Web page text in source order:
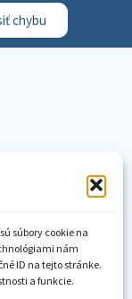
súbory cookie na
nám
ID na tejto stránke.
a funkcie.
chybu